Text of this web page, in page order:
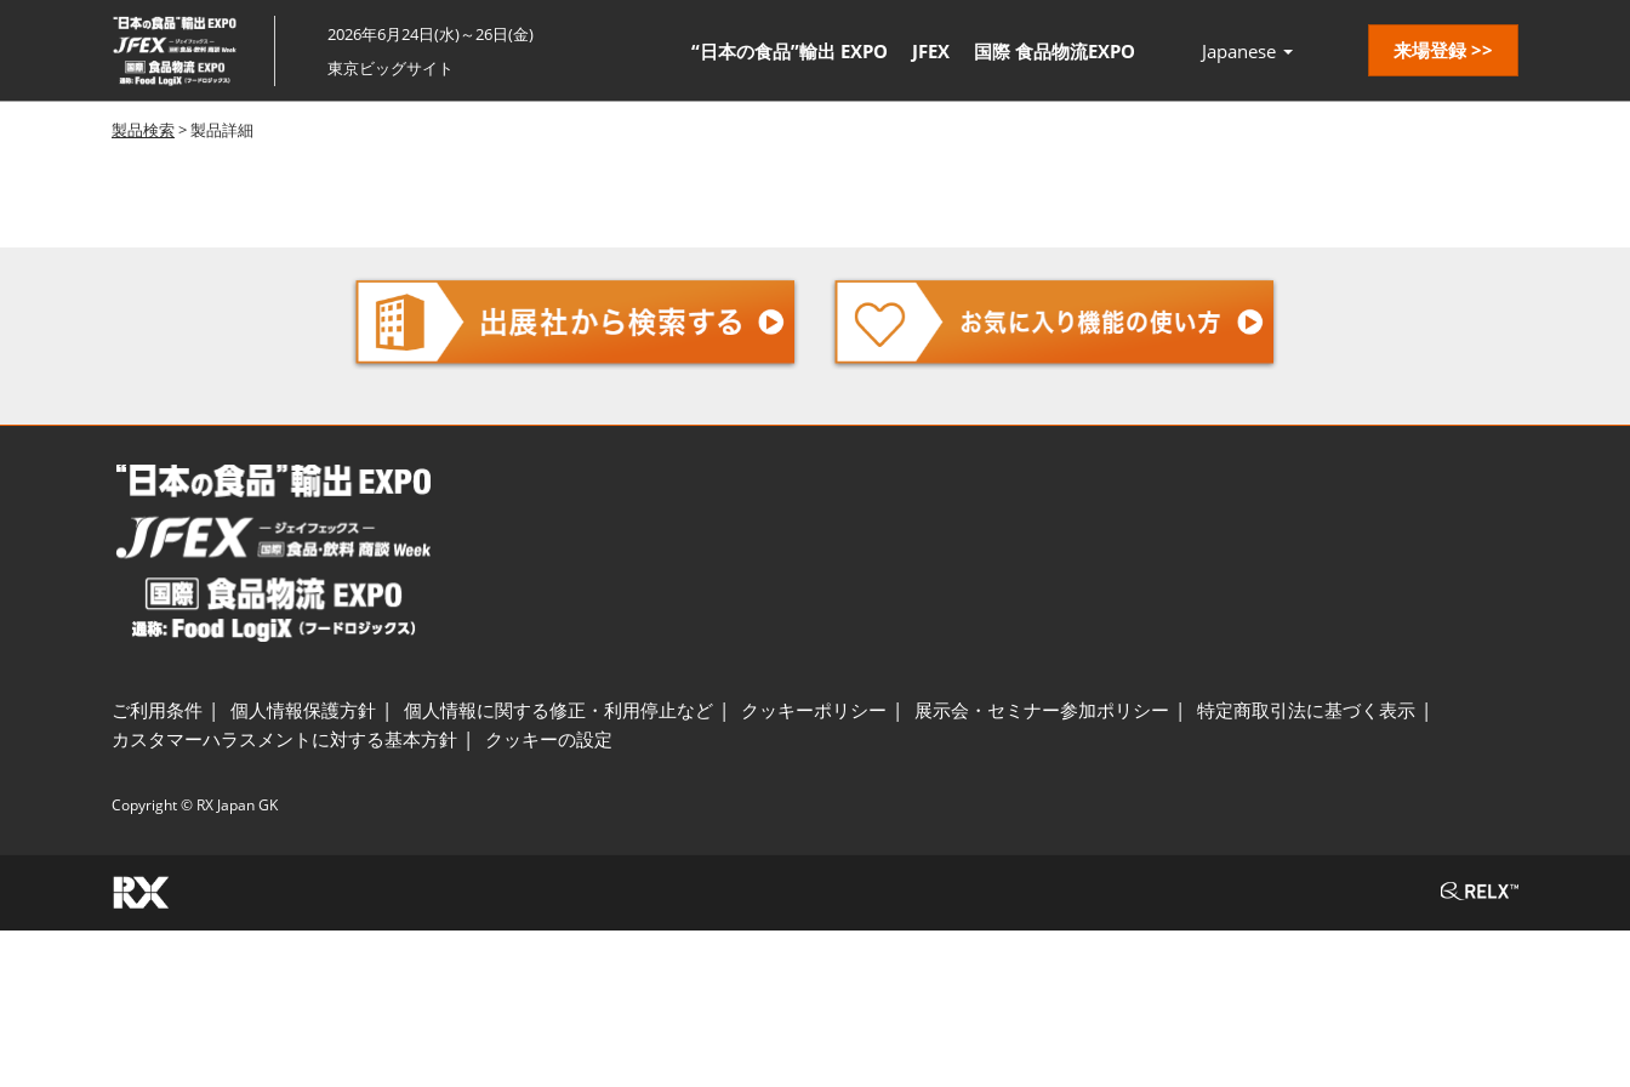
ス
キ
ッ
プ
し
2026年6月24日(水)～26日(金)
東京ビッグサイト
“日本の食品”輸出 EXPO JFEX 国際 食品物流EXPO Japanese 来場登録 >>
製品検索> 製品詳細
ご利用条件 個人情報保護方針 個人情報に関する修正・利用停止など クッキーポリシー 展示会・セミナー参加ポリシー
特定商取引法に基づく表示
カスタマーハラスメントに対する基本方針
クッキーの設定
Copyright © RX Japan GK